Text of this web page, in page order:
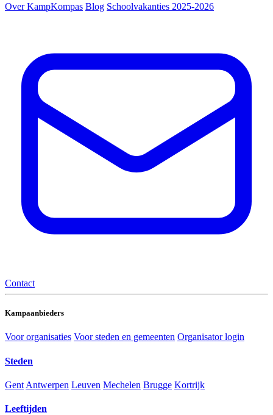
Over KampKompas Blog Schoolvakanties 2025-2026
Contact
Kampaanbieders
Voor organisaties Voor steden en gemeenten Organisator login
Steden
Gent Antwerpen Leuven Mechelen Brugge Kortrijk
Leeftijden